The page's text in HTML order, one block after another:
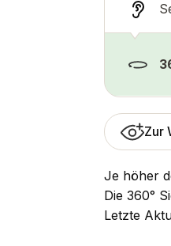
Zur
Je höher
Die 360°
Letzte